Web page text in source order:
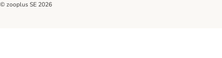
© zooplus SE 2026